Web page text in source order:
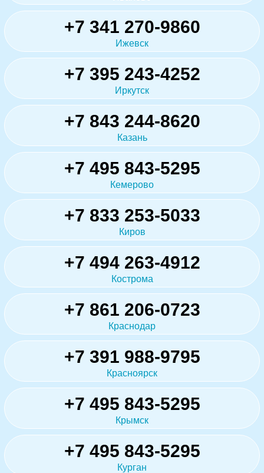
+7 341 270-9860
Ижевск
+7 395 243-4252
Иркутск
+7 843 244-8620
Казань
+7 495 843-5295
Кемерово
+7 833 253-5033
Киров
+7 494 263-4912
Кострома
+7 861 206-0723
Краснодар
+7 391 988-9795
Красноярск
+7 495 843-5295
Крымск
+7 495 843-5295
Курган